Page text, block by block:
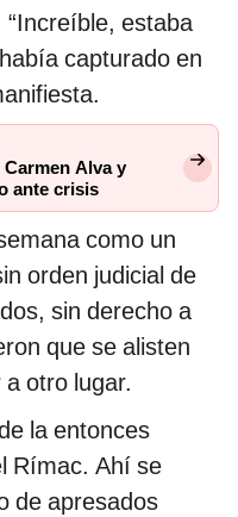
“Increíble, estaba
capturado en
Alva y
ante crisis
como un
orden judicial de
sin derecho a
que se alisten
otro lugar.
la entonces
Rímac. Ahí se
de apresados